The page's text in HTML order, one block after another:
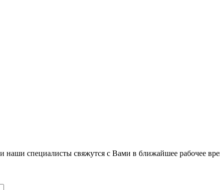
наши специалисты свяжутся с Вами в ближайшее рабочее